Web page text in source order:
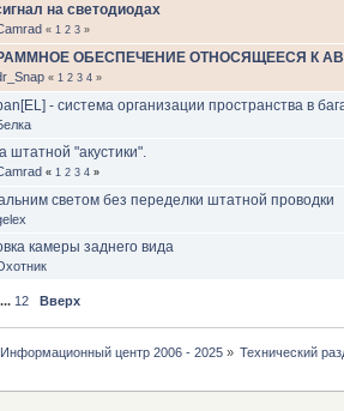
на светодиодах
« 1 2 3»
ОБЕСПЕЧЕНИЕ ОТНОСЯЩЕЕСЯ К
« 1 2 3 4»
- система организации пространства в
штатной "акустики".
« 1 2 3 4»
светом без переделки штатной проводки
камеры заднего вида
... 12 Вверх
центр 2006 - 2025» Технический